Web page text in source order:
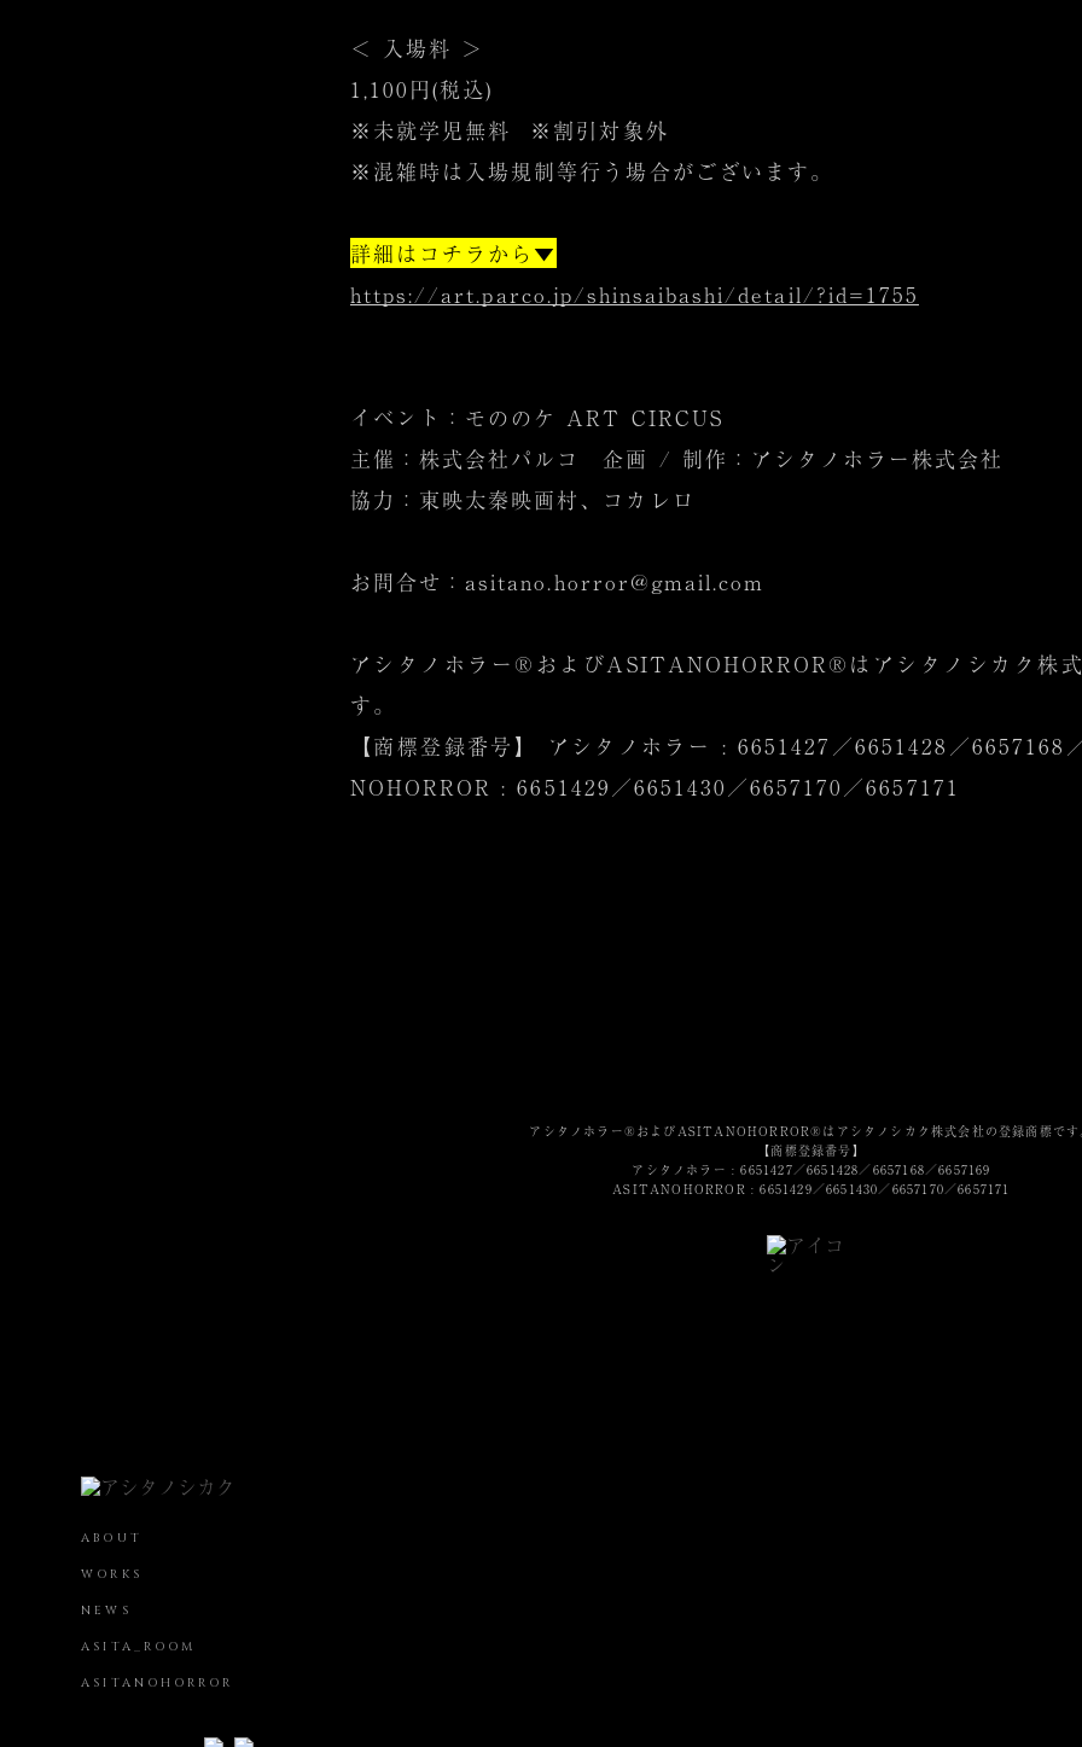
＜ 入場料 ＞
1,100円(税込)
※未就学児無料 ※割引対象外
※混雑時は入場規制等行う場合がございます。
詳細はコチラから▼
https://art.parco.jp/shinsaibashi/detail/?id=1755
イベント：モののケ ART CIRCUS
主催：株式会社パルコ 企画 / 制作：アシタノホラー株式会社
協力：東映太秦映画村、コカレロ
お問合せ：asitano.horror@gmail.com
アシタノホラー®およびASITANOHORROR®はアシタノシカク株
す。
【商標登録番号】 アシタノホラー : 6651427／6651428／
NOHORROR : 6651429／6651430／6657170／6657171
アシタノホラー®およびASITANOHORROR®は アシタノシカク株式会社の登録商標です
【商標登録番号】
アシタノホラー : 6651427／6651428／6657168／6657169
ASITANOHORROR : 6651429／6651430／6657170／6657171
ABOUT
WORKS
NEWS
ASITA_ROOM
ASITANOHORROR